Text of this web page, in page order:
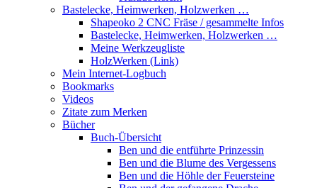
Bastelecke, Heimwerken, Holzwerken …
Shapeoko 2 CNC Fräse / gesammelte Infos
Bastelecke, Heimwerken, Holzwerken …
Meine Werkzeugliste
HolzWerken (Link)
Mein Internet-Logbuch
Bookmarks
Videos
Zitate zum Merken
Bücher
Buch-Übersicht
Ben und die entführte Prinzessin
Ben und die Blume des Vergessens
Ben und die Höhle der Feuersteine